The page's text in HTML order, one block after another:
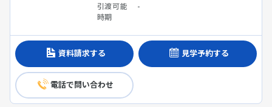
引渡可能
時期
-
資料請求する 見学予約する
電話で問い合わせ